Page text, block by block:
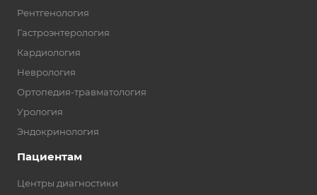
Рентгенология
Гастроэнтерология
Кардиология
Неврология
Ортопедия-травматология
Урология
Эндокринология
Пациентам
Центры диагностики